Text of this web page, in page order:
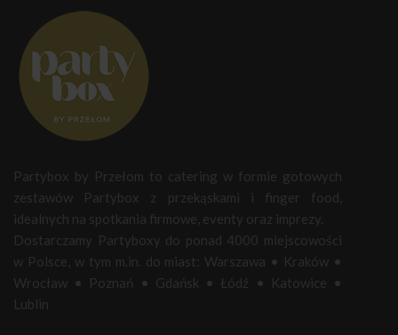
Partybox by Przełom to catering w formie gotowych
zestawów Partybox z przekąskami i finger food,
idealnych na spotkania firmowe, eventy oraz imprezy.
Dostarczamy Partyboxy do ponad 4000 miejscowości
w Polsce, w tym m.in. do miast: Warszawa • Kraków •
Wrocław • Poznań • Gdańsk • Łódź • Katowice •
Lublin